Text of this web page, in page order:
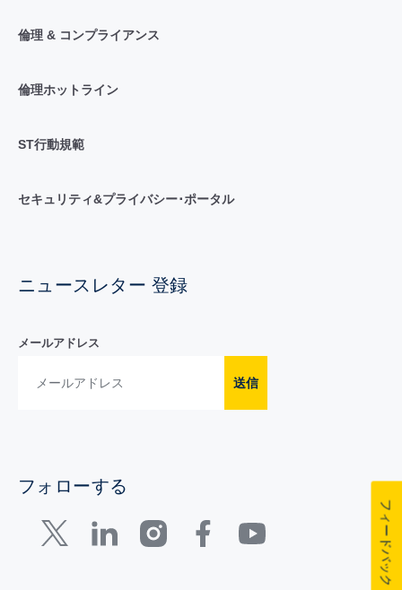
倫理 & コンプライアンス
倫理ホットライン
ST行動規範
セキュリティ&プライバシー･ポータル
ニュースレター 登録
メールアドレス
送信
フォローする
フィードバック